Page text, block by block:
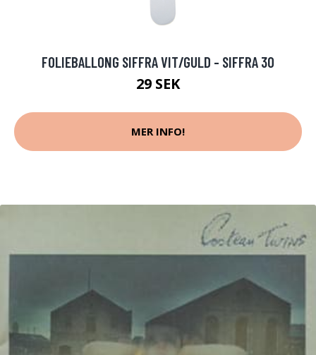
FOLIEBALLONG SIFFRA VIT/GULD - SIFFRA 30
29 SEK
MER INFO!